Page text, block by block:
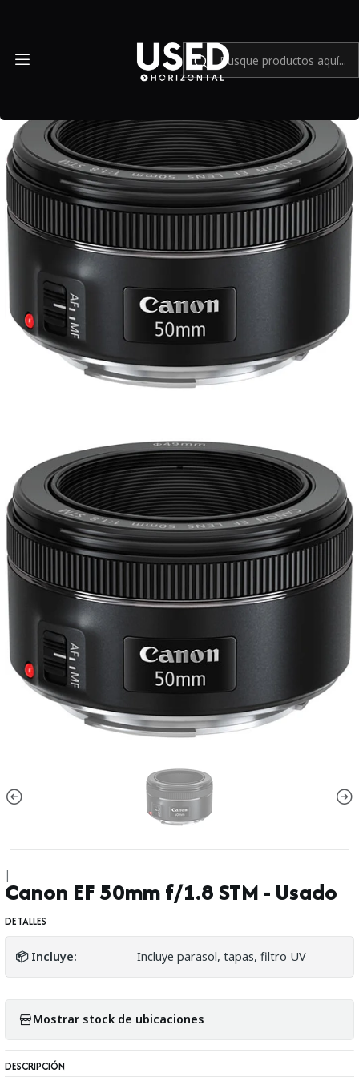
|
Canon EF 50mm f/1.8 STM - Usado
DETALLES
📦 Incluye: Incluye parasol, tapas, filtro UV
Mostrar stock de ubicaciones
DESCRIPCIÓN